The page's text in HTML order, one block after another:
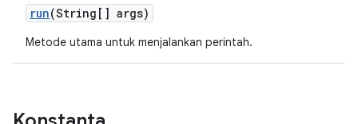
run(String[] args)
Metode utama untuk menjalankan perintah.